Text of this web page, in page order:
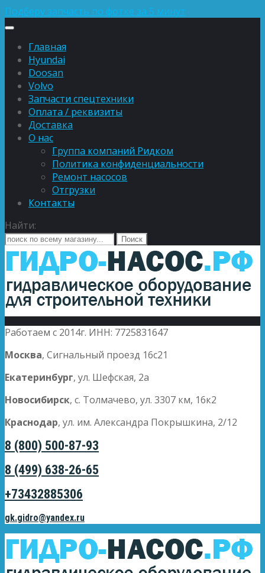
Подберу запчасть по фотке за 5 минут
Главная
Hyundai
Doosan
Volvo
Запчасти спецтехники
Оплата / реквизиты
Доставка
О нас
Группа компаний Ридком
Политика конфиденциальности
Ремонт насосов
Отгрузки
Контакты
Найти:
Работаем с 2014г. ИНН: 7725831647
Москва, Сигнальный проезд 16с21
Екатеринбург, ул. Шефская, 2а
Новосибирск, с. Толмачево, ул. 3307 км, 16к2
Краснодар, ул. им. Александра Покрышкина, 2/12
8 (800) 500-87-93
8 (499) 638-26-65
+73432885306
gk.gidro@yandex.ru